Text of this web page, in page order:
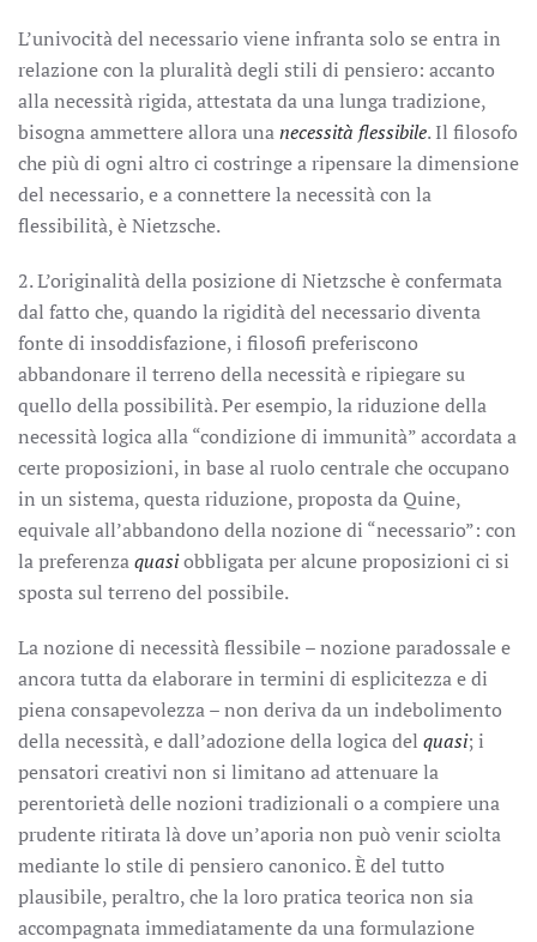
L’univocità del necessario viene infranta solo se entra in
relazione con la pluralità degli stili di pensiero: accanto
alla necessità rigida, attestata da una lunga tradizione,
bisogna ammettere allora unanecessità flessibile. Il filosofo
che più di ogni altro ci costringe a ripensare la dimensione
del necessario, e a connettere la necessità con la
flessibilità, è Nietzsche.
2. L’originalità della posizione di Nietzsche è confermata
dal fatto che, quando la rigidità del necessario diventa
fonte di insoddisfazione, i filosofi preferiscono
abbandonare il terreno della necessità e ripiegare su
quello della possibilità. Per esempio, la riduzione della
necessità logica alla “condizione di immunità” accordata a
certe proposizioni, in base al ruolo centrale che occupano
in un sistema, questa riduzione, proposta da Quine,
equivale all’abbandono della nozione di “necessario”: con
la preferenzaquasiobbligata per alcune proposizioni ci si
sposta sul terreno del possibile.
La nozione di necessità flessibile – nozione paradossale e
ancora tutta da elaborare in termini di esplicitezza e di
piena consapevolezza – non deriva da un indebolimento
della necessità, e dall’adozione della logica del quasi; i
pensatori creativi non si limitano ad attenuare la
perentorietà delle nozioni tradizionali o a compiere una
prudente ritirata là dove un’aporia non può venir sciolta
mediante lo stile di pensiero canonico. È del tutto
plausibile, peraltro, che la loro pratica teorica non sia
accompagnata immediatamente da una formulazione